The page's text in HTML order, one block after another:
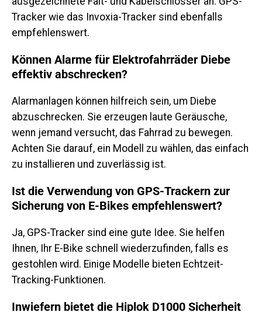
Tracker wie das Invoxia-Tracker sind ebenfalls
empfehlenswert.
Können Alarme für Elektrofahrräder Diebe
effektiv abschrecken?
Alarmanlagen können hilfreich sein, um Diebe
abzuschrecken. Sie erzeugen laute Geräusche,
wenn jemand versucht, das Fahrrad zu bewegen.
Achten Sie darauf, ein Modell zu wählen, das einfach
zu installieren und zuverlässig ist.
Ist die Verwendung von GPS-Trackern zur
Sicherung von E-Bikes empfehlenswert?
Ja, GPS-Tracker sind eine gute Idee. Sie helfen
Ihnen, Ihr E-Bike schnell wiederzufinden, falls es
gestohlen wird. Einige Modelle bieten Echtzeit-
Tracking-Funktionen.
Inwiefern bietet die Hiplok D1000 Sicherheit